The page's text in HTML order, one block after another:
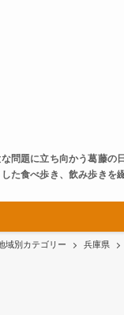
問題に立ち向かう葛藤の日
た食べ歩き、飲み歩きを綴
域別カテゴリー 兵庫県